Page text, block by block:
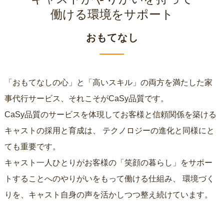
働ける環境をサポート
おもてなし
「おもてなしの心」と「高いスキル」の両方を満たした家
事代行サービス、それこそがCaSy品質です。
CaSy品質のサービスを体現してお客様と信頼関係を築ける
キャストの採用と育成は、
ても重要です。
キャスト一人ひとりがお客様の「笑顔の暮らし」をサポー
トすることへのやりがいをもって働ける仕組み、
りを、キャスト自身の声を活かしつつ整え続けています。